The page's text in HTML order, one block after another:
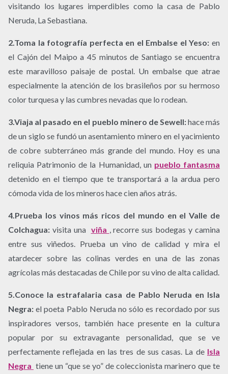
visitando los lugares imperdibles como la casa de Pablo
Neruda, La Sebastiana.
2.Toma la fotografía perfecta en el Embalse el Yeso: en
el Cajón del Maipo a 45 minutos de Santiago se encuentra
este maravilloso paisaje de postal. Un embalse que atrae
especialmente la atención de los brasileños por su hermoso
color turquesa y las cumbres nevadas que lo rodean.
3.Viaja al pasado en el pueblo minero de Sewell:hace más
de un siglo se fundó un asentamiento minero en el yacimiento
de cobre subterráneo más grande del mundo. Hoy es una
reliquia Patrimonio de la Humanidad, un pueblo fantasma
detenido en el tiempo que te transportará a la ardua pero
cómoda vida de los mineros hace cien años atrás.
4.Prueba los vinos más ricos del mundo en el Valle de
Colchagua: visita una viña
, recorre sus bodegas y camina
entre sus viñedos. Prueba un vino de calidad y mira el
atardecer sobre las colinas verdes en una de las zonas
agrícolas más destacadas de Chile por su vino de alta calidad.
5.Conoce la estrafalaria casa de Pablo Neruda en Isla
Negra:el poeta Pablo Neruda no sólo es recordado por sus
inspiradores versos, también hace presente en la cultura
popular por su extravagante personalidad, que se ve
perfectamente reflejada en las tres de sus casas. La de Isla
Negra tiene un “que se yo” de coleccionista marinero que te